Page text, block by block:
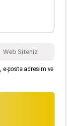
e-posta adresim ve